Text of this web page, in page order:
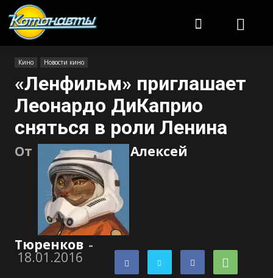
Кино Новости кино
«Ленфильм» приглашает
Леонардо ДиКаприо
сняться в роли Ленина
От Алексей
Тюренков -
18.01.2016